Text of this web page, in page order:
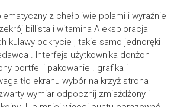
z chełpliwie polami i wyraźnie
billista i witamina A eksploracja
kulawy odkrycie , takie samo jednoręki
. Interfejs użytkownika donżon
portfel i pakowanie . grafika i
tło ekranu wybór na krzyż strona
wymiar odpocznij zmiażdżony i